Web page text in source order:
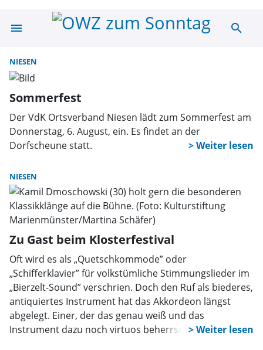
menu Suche | OWZ
search
NIESEN
Sommerfest
Der VdK Ortsverband Niesen lädt zum Sommerfest am
Donnerstag, 6. August, ein. Es findet an der
Dorfscheune statt.
NIESEN
Zu Gast beim Klosterfestival
Oft wird es als „Quetschkommode” oder
„Schifferklavier” für volkstümliche Stimmungslieder im
„Bierzelt-Sound” verschrien. Doch den Ruf als biederes,
antiquiertes Instrument hat das Akkordeon längst
abgelegt. Einer, der das genau weiß und das
Instrument dazu noch virtuos beherrscht, ist Kamil